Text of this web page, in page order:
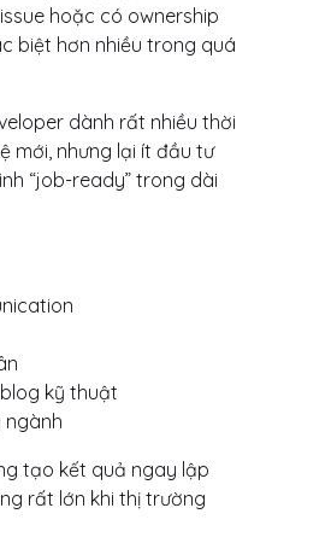
hoặc có ownership
biệt hơn nhiều trong quá
dành rất nhiều thời
mới, nhưng lại ít đầu tư
“job-ready” trong dài
kỹ thuật
tạo kết quả ngay lập
rất lớn khi thị trường